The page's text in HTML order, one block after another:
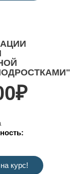
курс!